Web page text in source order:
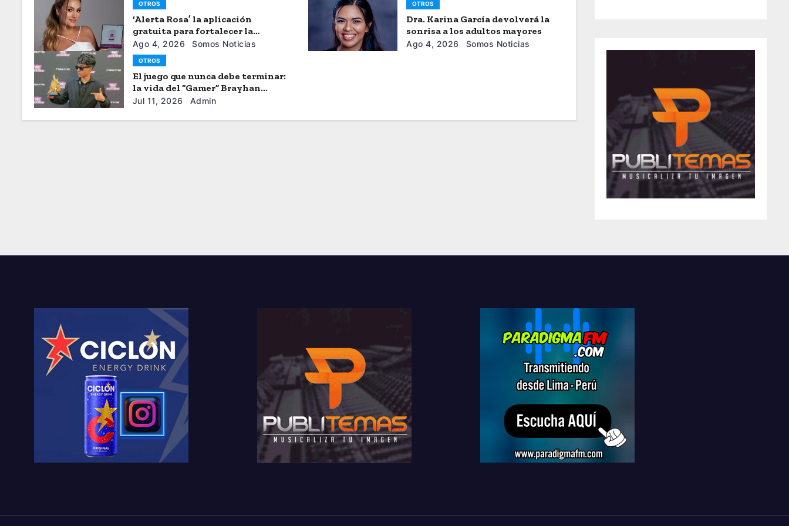
OTROS
‘Alerta Rosa’ la aplicación
gratuita para fortalecer la
seguiridad de las mujeres
Ago 4, 2026 Somos Noticias
OTROS
Dra. Karina García devolverá la
sonrisa a los adultos mayores
Ago 4, 2026 Somos Noticias
OTROS
El juego que nunca debe terminar:
la vida del “Gamer” Brayhan
Crazzy
Jul 11, 2026 Admin